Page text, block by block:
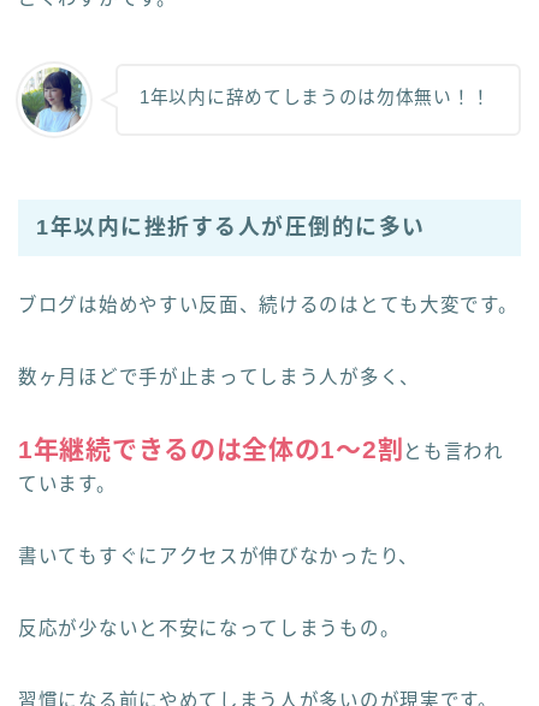
1年以内に辞めてしまうのは勿体無い！！
1年以内に挫折する人が圧倒的に多い
ブログは始めやすい反面、続けるのはとても大変です。
数ヶ月ほどで手が止まってしまう人が多く、
1年継続できるのは全体の1〜2割 とも言われ
ています。
書いてもすぐにアクセスが伸びなかったり、
反応が少ないと不安になってしまうもの。
習慣になる前にやめてしまう人が多いのが現実です。